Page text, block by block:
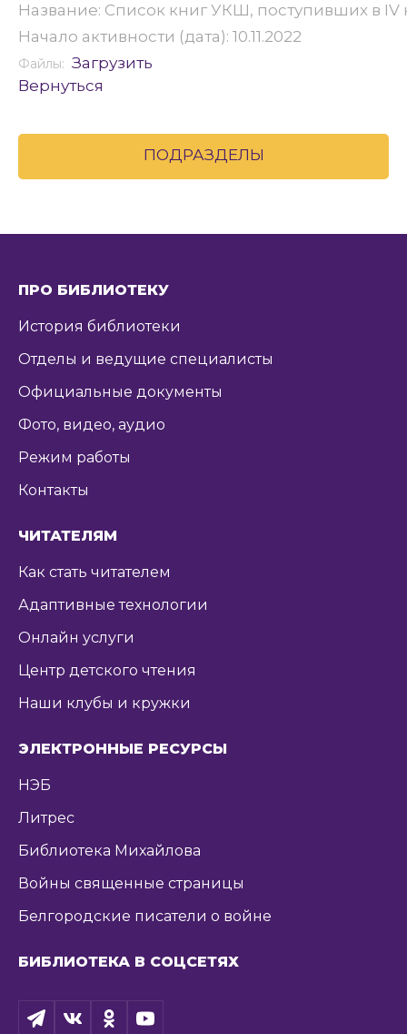
Название: Список книг УКШ, поступивших в IV
Начало активности (дата): 10.11.2022
Файлы: Загрузить
Вернуться
ПОДРАЗДЕЛЫ
ПРО БИБЛИОТЕКУ
История библиотеки
Отделы и ведущие специалисты
Официальные документы
Фото, видео, аудио
Режим работы
Контакты
ЧИТАТЕЛЯМ
Как стать читателем
Адаптивные технологии
Онлайн услуги
Центр детского чтения
Наши клубы и кружки
ЭЛЕКТРОННЫЕ РЕСУРСЫ
НЭБ
Литрес
Библиотека Михайлова
Войны священные страницы
Белгородские писатели о войне
БИБЛИОТЕКА В СОЦСЕТЯХ